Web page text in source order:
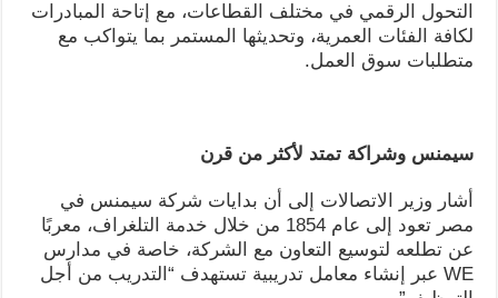
التحول الرقمي في مختلف القطاعات، مع إتاحة المبادرات
لكافة الفئات العمرية، وتحديثها المستمر بما يتواكب مع
متطلبات سوق العمل.
سيمنس وشراكة تمتد لأكثر من قرن
أشار وزير الاتصالات إلى أن بدايات شركة سيمنس في
مصر تعود إلى عام 1854 من خلال خدمة التلغراف، معربًا
عن تطلعه لتوسيع التعاون مع الشركة، خاصة في مدارس
WE عبر إنشاء معامل تدريبية تستهدف “التدريب من أجل